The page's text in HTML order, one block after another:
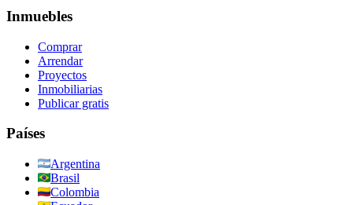
Inmuebles
Comprar
Arrendar
Proyectos
Inmobiliarias
Publicar gratis
Países
Argentina
Brasil
Colombia